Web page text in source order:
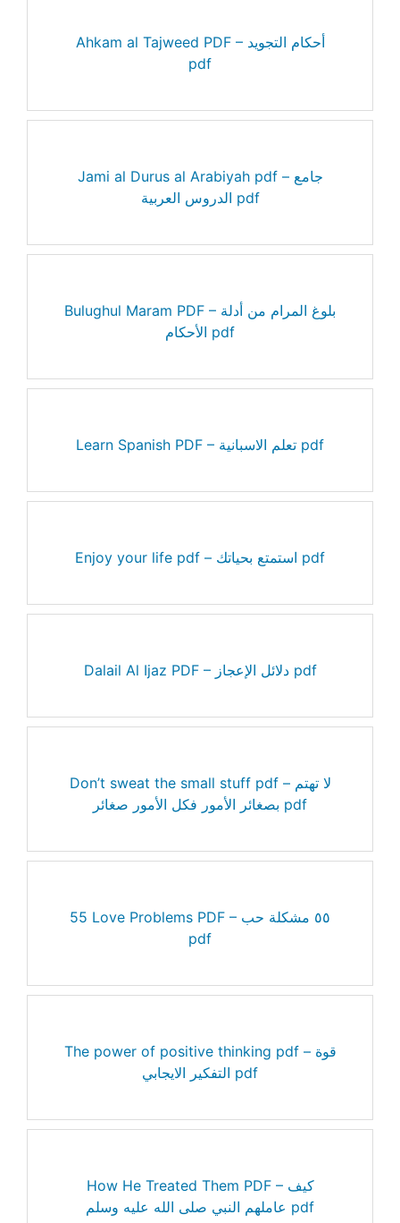
Ahkam al Tajweed PDF – أحكام التجويد
pdf
Jami al Durus al Arabiyah pdf – جامع
الدروس العربية pdf
Bulughul Maram PDF – بلوغ المرام من أدلة
الأحكام pdf
Learn Spanish PDF – تعلم الاسبانية pdf
Enjoy your life pdf – استمتع بحياتك pdf
Dalail Al Ijaz PDF – دلائل الإعجاز pdf
Don’t sweat the small stuff pdf – لا تهتم
بصغائر الأمور فكل الأمور صغائر pdf
55 Love Problems PDF – ٥٥ مشكلة حب
pdf
The power of positive thinking pdf – قوة
التفكير الايجابي pdf
How He Treated Them PDF – كيف
عاملهم النبي صلى الله عليه وسلم pdf